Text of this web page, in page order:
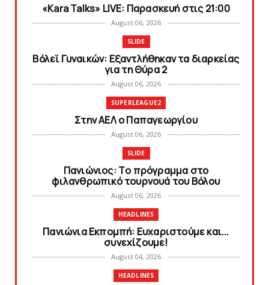
«Kara Talks» LIVE: Παρασκευή στις 21:00
August 06, 2026
SLIDE
Bόλεϊ Γυναικών: Εξαντλήθηκαν τα διαρκείας
για τη Θύρα 2
August 06, 2026
SUPERLEAGUE2
Στην AEΛ ο Παπαγεωργίου
August 06, 2026
SLIDE
Πανιώνιoς: Tο πρόγραμμα στο
φιλανθρωπικό τουρνουά του Bόλου
August 06, 2026
HEADLINES
Πανιώνια Εκπομπή: Eυχαριστούμε και...
συνεχίζουμε!
August 04, 2026
HEADLINES